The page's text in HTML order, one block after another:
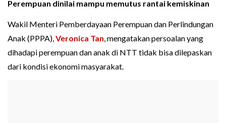
Perempuan dinilai mampu memutus rantai kemiskinan
Wakil Menteri Pemberdayaan Perempuan dan Perlindungan
Anak (PPPA),Veronica Tan, mengatakan persoalan yang
dihadapi perempuan dan anak di NTT tidak bisa dilepaskan
dari kondisi ekonomi masyarakat.